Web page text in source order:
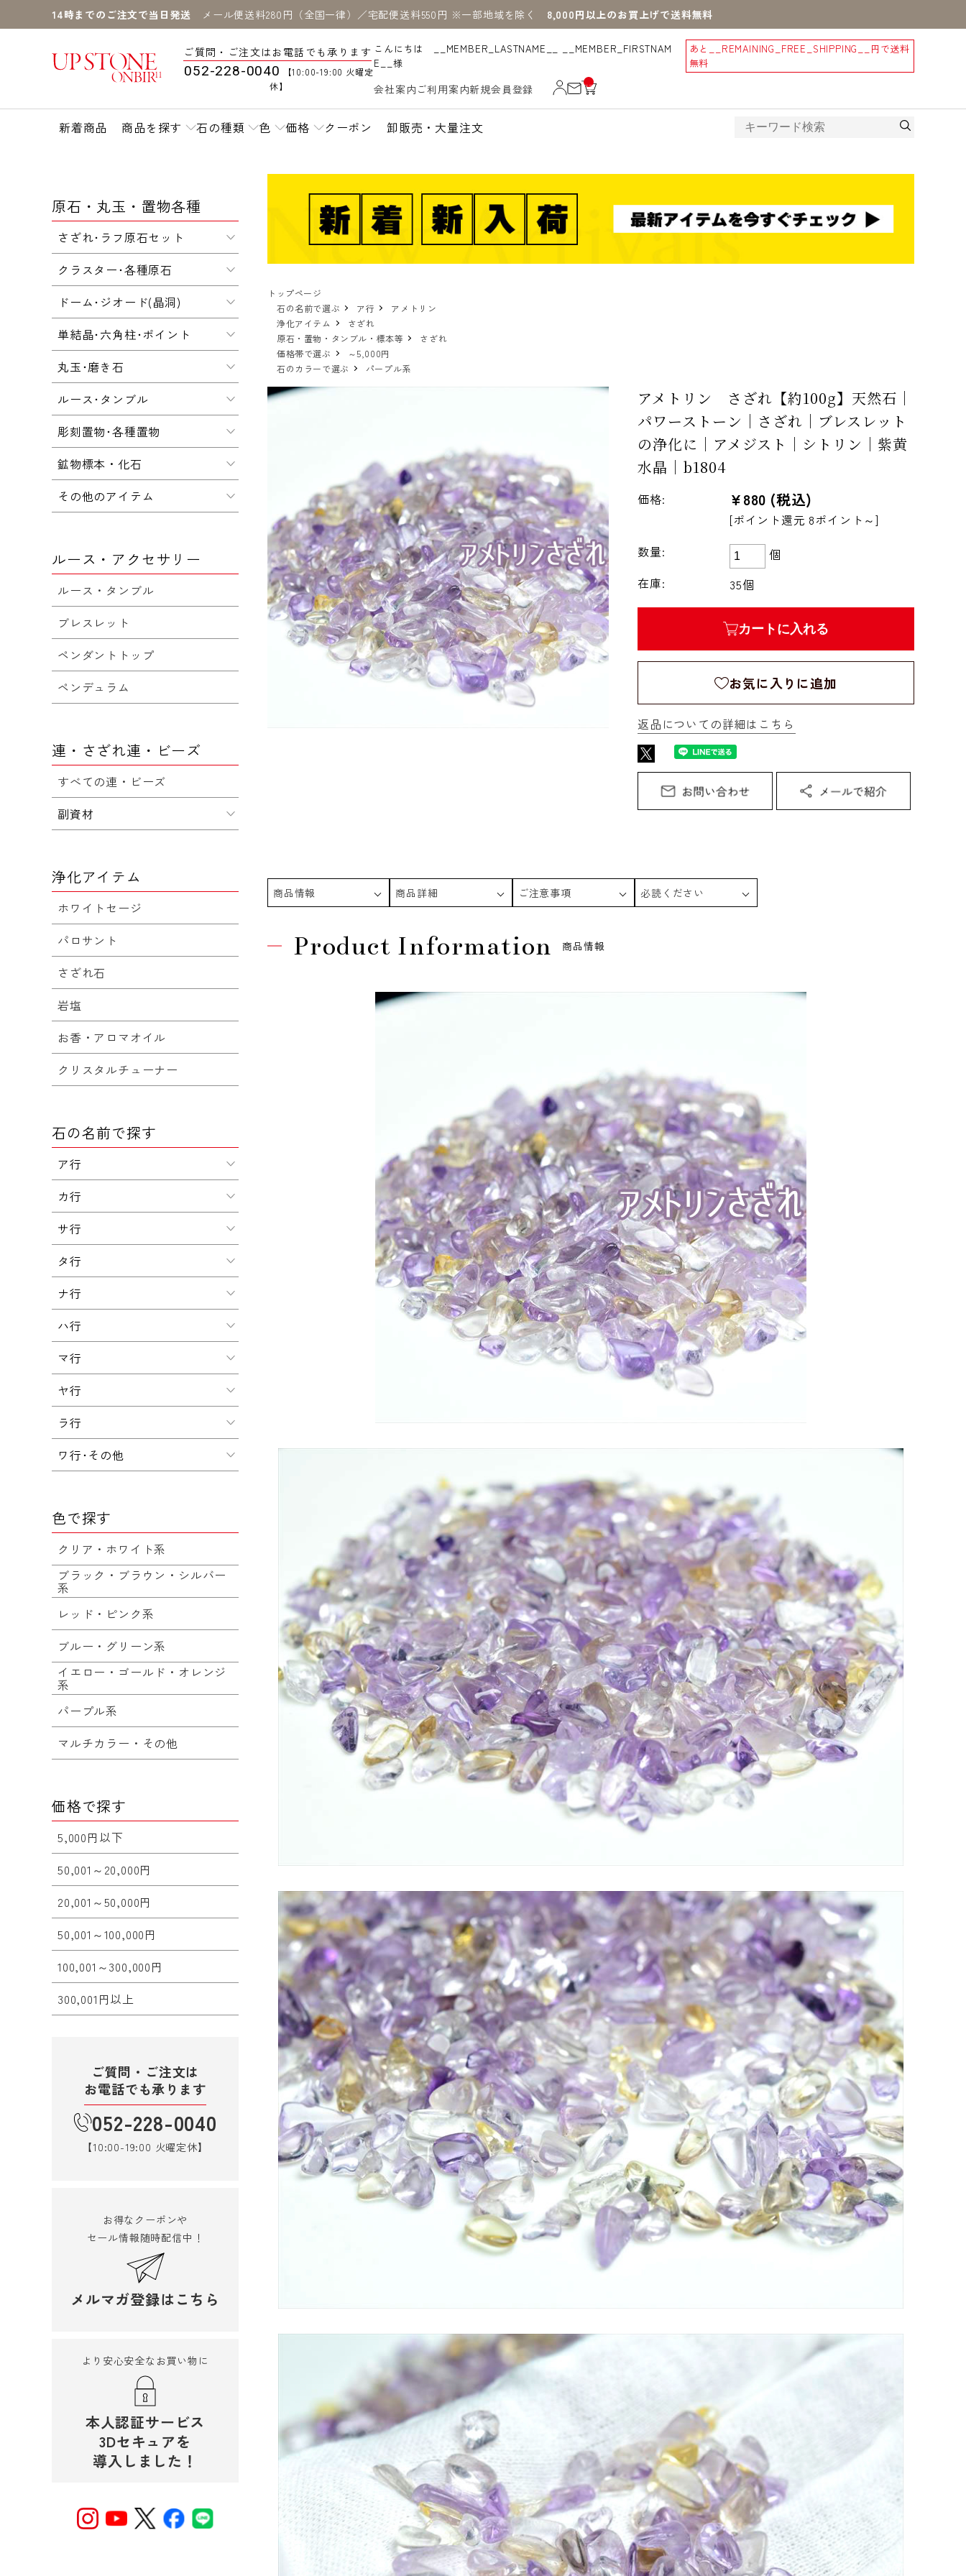
14時までのご注文で当日発送 メール便送料280円（全国一律）／宅配便送料550円 ※一部地域を除く 8,000円以上のお買上げで送料無料
ご質問・ご注文はお電話でも承ります
052-228-0040
【10:00-19:00 火曜定
休】
こんにちは __MEMBER_LASTNAME__ __MEMBER_FIRSTNAM
E__様
あと __REMAINING_FREE_SHIPPING__
円で送料
無料
会社案内 ご利用案内新規会員登録
__
IT
_C
新着商品 商品を探す 石の種類 色 価格 クーポン 卸販売・大量注文
トップページ
石の名前で選ぶ
ア行
アメトリン
浄化アイテム
さざれ
原石・置物・タンブル・標本等
さざれ
価格帯で選ぶ
～5,000円
石のカラーで選ぶ
パープル系
アメトリン さざれ【約100g】天然石｜
パワーストーン｜さざれ｜ブレスレット
の浄化に｜アメジスト｜シトリン｜紫黄
水晶｜b1804
価格: ¥880 (税込)
[ポイント還元 8ポイント～]
数量:
個
在庫:
35個
カートに入れる
お気に入りに追加
返品についての詳細はこちら
商品情報 商品詳細 ご注意事項 必読ください
Product Information 商品情報
原石・丸玉・置物各種
さざれ･ラフ原石セット
クラスター･各種原石
ドーム･ジオード(晶洞)
単結晶･六角柱･ポイント
丸玉･磨き石
ルース･タンブル
彫刻置物･各種置物
鉱物標本・化石
その他のアイテム
ルース・アクセサリー
ルース・タンブル
ブレスレット
ペンダントトップ
ペンデュラム
連・さざれ連・ビーズ
すべての連・ビーズ
副資材
浄化アイテム
ホワイトセージ
パロサント
さざれ石
岩塩
お香・アロマオイル
クリスタルチューナー
石の名前で探す
ア行
カ行
サ行
タ行
ナ行
ハ行
マ行
ヤ行
ラ行
ワ行･その他
色で探す
クリア・ホワイト系
ブラック・ブラウン・シルバー
系
レッド・ピンク系
ブルー・グリーン系
イエロー・ゴールド・オレンジ
系
パープル系
マルチカラー・その他
価格で探す
5,000円以下
50,001～20,000円
20,001～50,000円
50,001～100,000円
100,001～300,000円
300,001円以上
ご質問・ご注文は
お電話でも承ります
052-228-0040
【10:00-19:00 火曜定休】
お得なクーポンや
セール情報随時配信中！
メルマガ登録はこちら
より安心安全なお買い物に
本人認証サービス
3Dセキュアを
導入しました！